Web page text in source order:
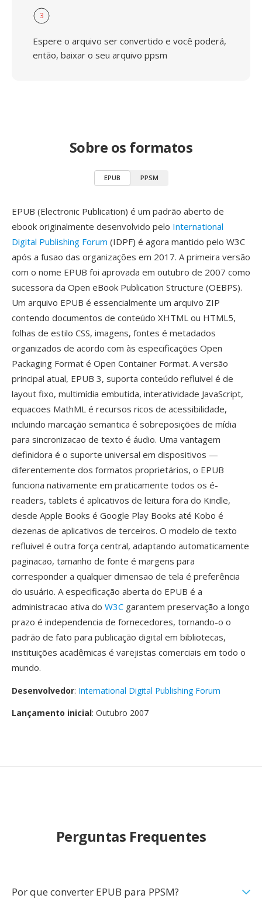
3
Espere o arquivo ser convertido e você poderá,
então, baixar o seu arquivo ppsm
Sobre os formatos
EPUB PPSM
EPUB (Electronic Publication) é um padrão aberto de
ebook originalmente desenvolvido pelo International
Digital Publishing Forum (IDPF) é agora mantido pelo W3C
após a fusao das organizações em 2017. A primeira versão
com o nome EPUB foi aprovada em outubro de 2007 como
sucessora da Open eBook Publication Structure (OEBPS).
Um arquivo EPUB é essencialmente um arquivo ZIP
contendo documentos de conteúdo XHTML ou HTML5,
folhas de estilo CSS, imagens, fontes é metadados
organizados de acordo com às especificações Open
Packaging Format é Open Container Format. A versão
principal atual, EPUB 3, suporta conteúdo refluivel é de
layout fixo, multimídia embutida, interatividade JavaScript,
equacoes MathML é recursos ricos de acessibilidade,
incluindo marcação semantica é sobreposições de mídia
para sincronizacao de texto é áudio. Uma vantagem
definidora é o suporte universal em dispositivos —
diferentemente dos formatos proprietários, o EPUB
funciona nativamente em praticamente todos os é-
readers, tablets é aplicativos de leitura fora do Kindle,
desde Apple Books é Google Play Books até Kobo é
dezenas de aplicativos de terceiros. O modelo de texto
refluivel é outra força central, adaptando automaticamente
paginacao, tamanho de fonte é margens para
corresponder a qualquer dimensao de tela é preferência
do usuário. A especificação aberta do EPUB é a
administracao ativa do W3C garantem preservação a longo
prazo é independencia de fornecedores, tornando-o o
padrão de fato para publicação digital em bibliotecas,
instituições acadêmicas é varejistas comerciais em todo o
mundo.
Desenvolvedor: International Digital Publishing Forum
Lançamento inicial: Outubro 2007
Perguntas Frequentes
Por que converter EPUB para PPSM?